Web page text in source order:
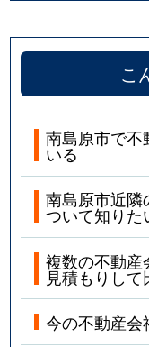
こ
南島原市で不
いる
南島原市近隣
ついて知りた
複数の不動産
見積もりし
今の不動産会